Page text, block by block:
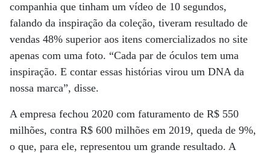
companhia que tinham um vídeo de 10 segundos,
falando da inspiração da coleção, tiveram resultado de
vendas 48% superior aos itens comercializados no site
apenas com uma foto. “Cada par de óculos tem uma
inspiração. E contar essas histórias virou um DNA da
nossa marca”, disse.
A empresa fechou 2020 com faturamento de R$ 550
milhões, contra R$ 600 milhões em 2019, queda de 9%,
o que, para ele, representou um grande resultado. A